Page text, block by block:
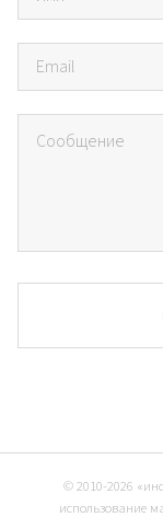
© 2010-2026
использование